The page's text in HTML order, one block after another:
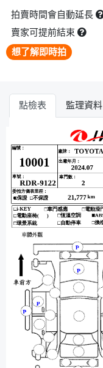
拍賣時間會自動延長
賣家可提前結束
想了解即時拍
點檢表 監理資料